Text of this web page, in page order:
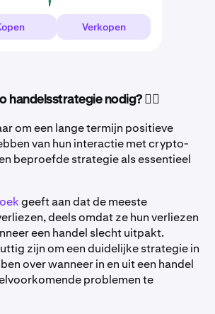
Verkopen
handelsstrategie nodig? 🤷‍♂️
om een lange termijn positieve
van hun interactie met crypto-
beproefde strategie als essentieel
geeft aan dat de meeste
deels omdat ze hun verliezen
een handel slecht uitpakt.
zijn om een duidelijke strategie in
over wanneer in en uit een handel
problemen te